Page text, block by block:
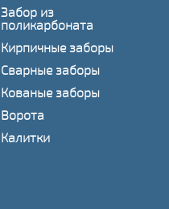
Забор из
поликарбоната
Кирпичные заборы
Сварные заборы
Кованые заборы
Ворота
Калитки